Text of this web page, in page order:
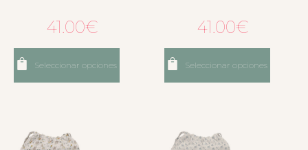
41.00€
Seleccionar opciones
41.00€
Seleccionar opciones